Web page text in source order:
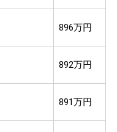
896万円
892万円
891万円